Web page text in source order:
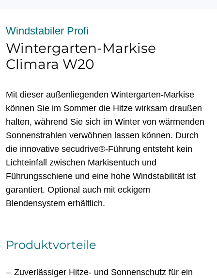
Windstabiler Profi
Wintergarten-Markise
Climara W20
Mit dieser außenliegenden Wintergarten-Markise
können Sie im Sommer die Hitze wirksam draußen
halten, während Sie sich im Winter von wärmenden
Sonnenstrahlen verwöhnen lassen können. Durch
die innovative secudrive®-Führung entsteht kein
Lichteinfall zwischen Markisentuch und
Führungsschiene und eine hohe Windstabilität ist
garantiert. Optional auch mit eckigem
Blendensystem erhältlich.
Produktvorteile
Zuverlässiger Hitze- und Sonnenschutz für ein